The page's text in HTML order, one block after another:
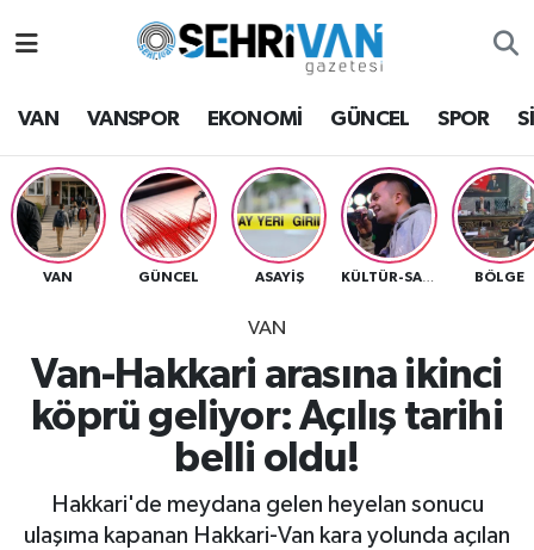
VAN VANSPOR EKONOMİ GÜNCEL SPOR
VAN GÜNCEL ASAYİŞ BÖLGE
VAN
Van-Hakkari arasına ikinci
köprü geliyor: Açılış tarihi
belli oldu!
Hakkari'de meydana gelen heyelan sonucu
ulaşıma kapanan Hakkari-Van kara yolunda açılan
Van Hava Durumu
VAN Namaz Vakitleri
Van Trafik Yoğunluk Haritası
Süper Lig Puan Durumu ve Fikstür
Tüm Manşetler
Son Dakika Haberleri
Haber Arşivi